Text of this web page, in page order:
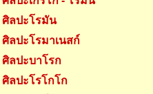
ศิลปะโรมัน
ศิลปะโรมาเนสก์
ศิลปะบาโรก
ศิลปะโรโกโก